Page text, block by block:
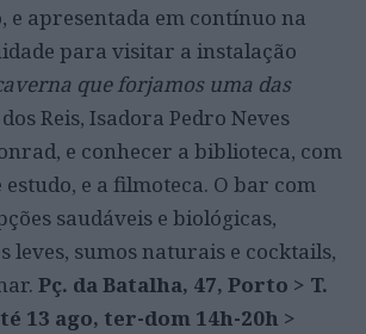
e apresentada em contínuo na
para visitar a instalação
que forjamos uma das
Reis, Isadora Pedro Neves
e conhecer a biblioteca, com
e a filmoteca. O bar com
saudáveis e biológicas,
leves, sumos naturais e cocktails,
Pç. da Batalha, 47, Porto > T.
13 ago, ter-dom 14h-20h >